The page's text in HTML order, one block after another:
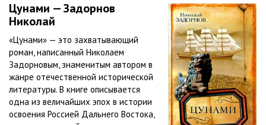
Цунами — Задорнов
Николай
«Цунами» — это захватывающий
роман, написанный Николаем
Задорновым, знаменитым автором в
жанре отечественной исторической
литературы. В книге описывается
одна из величайших эпох в истории
освоения Россией Дальнего Востока,